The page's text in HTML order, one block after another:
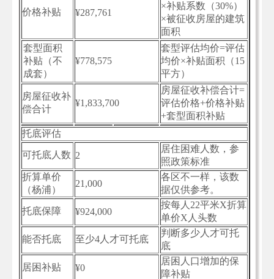
价格补贴 ¥287,761
×补贴系数（30%）
×被征收房屋的建筑
面积
套型面积
补贴（不
成套）
¥778,575
套型评估均价=评估
均价×补贴面积（15
平方）
房屋征收补
偿合计
¥1,833,700
房屋征收补偿合计=
评估价格+价格补贴
+套型面积补贴
托底评估
可托底人数 2
居住困难人数，参
照政策标准
折算单价
（杨浦）
21,000
各区不一样，该数
据仅供参考。
托底保障 ¥924,000
按每人22平米X折算
单价X人头数
能否托底 至少4人才可托底
判断多少人才可托
底
居困补贴 ¥0
居困人口增加的保
障补贴